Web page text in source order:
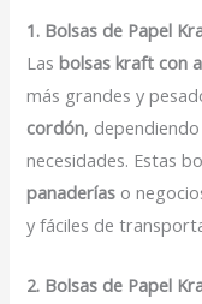
1. Bolsas de Papel
Lasbolsas kraft con
más grandes y
cordón,
necesidades. Estas
panaderías o
y fáciles de
2. Bolsas de Papel